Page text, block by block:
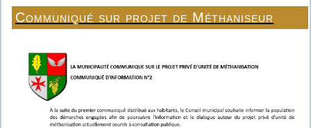
Communiqué sur projet de Méthaniseur